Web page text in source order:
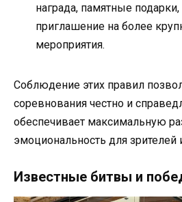
награда, памятные
приглашение на более
мероприятия.
Соблюдение этих правил
соревнования честно и
обеспечивает максимальную
эмоциональность для зрителей
Известные битвы и